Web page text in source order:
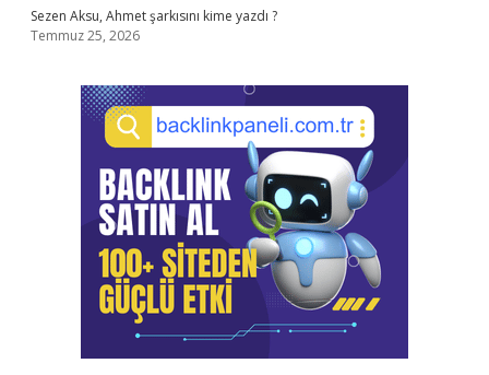
Sezen Aksu, Ahmet şarkısını kime yazdı ?
Temmuz 25, 2026